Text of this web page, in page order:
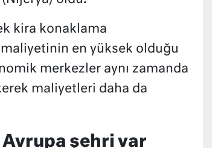
kira konaklama
en yüksek olduğu
merkezler aynı zamanda
maliyetleri daha da
Avrupa şehri var